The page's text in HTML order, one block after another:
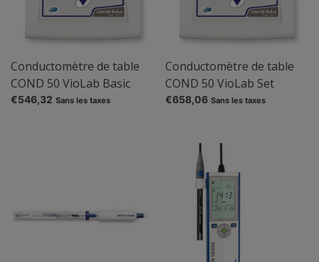
Conductomètre de table
COND 50 VioLab Basic
€546,32 Sans les taxes
Conductomètre de table
COND 50 VioLab Set
€658,06 Sans les taxes